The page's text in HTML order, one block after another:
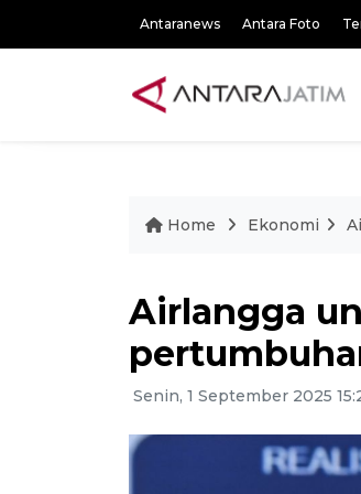
Antaranews Antara Foto
Home Ekonomi
Airlangga
Senin, 1 September 2025